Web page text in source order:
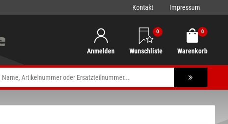
Kontakt Impressum
Anmelden
0
Wunschliste
0
Warenkorb